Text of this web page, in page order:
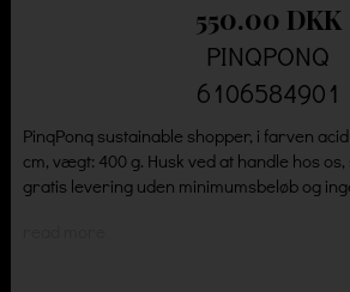
550.00 DKK
PINQPONQ
6106584901
PinqPonq sustainable shopper, i farven
cm, vægt: 400 g. Husk ved at handle hos
gratis levering uden minimumsbeløb og